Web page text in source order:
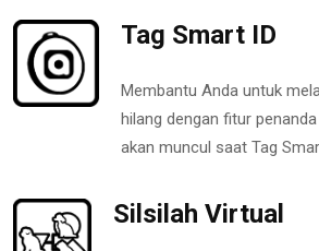
Tag Smart ID
Membantu Anda untuk
hilang dengan fitur
akan muncul saat Tag
Silsilah Virtual